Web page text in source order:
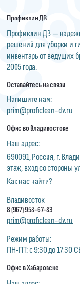
Профиклин ДВ
Профиклин ДВ —
решений для уборки и
инвентарь от ведущих
2005 года.
Оставайтесь на связи
Напишите нам:
prim@proficlean-dv.ru
Офис во Владивостоке
Наш адрес:
690091, Россия, г.
этаж, вход со стороны
Как нас найти?
Владивосток
8 (967) 958-67-83
prim@proficlean-dv.ru
Режим работы:
ПН-ПТ: с 9:30 до 17:30
Офис в Хабаровске